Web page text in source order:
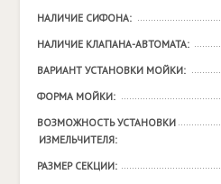
НАЛИЧИЕ СИФОНА:
НАЛИЧИЕ КЛАПАНА-АВТОМАТА:
ВАРИАНТ УСТАНОВКИ МОЙКИ:
ФОРМА МОЙКИ:
ВОЗМОЖНОСТЬ УСТАНОВКИ
ИЗМЕЛЬЧИТЕЛЯ:
РАЗМЕР СЕКЦИИ: